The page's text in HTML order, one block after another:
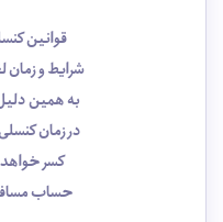
قوانین
شرایط و زمان
به همین
در زمان
کسر
حساب